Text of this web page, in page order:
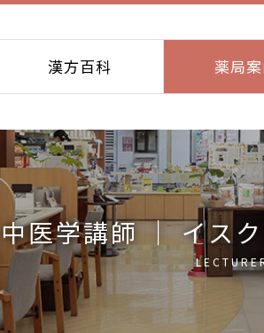
漢方百科 薬局
中医学講師 ｜ イス